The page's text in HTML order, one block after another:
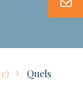
Quels